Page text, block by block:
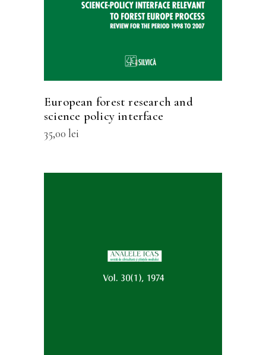
European forest research and
science policy interface
35,00 lei